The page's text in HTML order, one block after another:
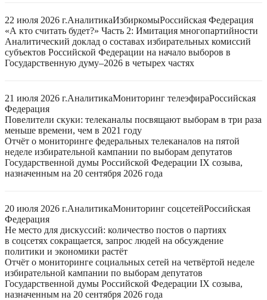
22 июля 2026 г.АналитикаИзбиркомыРоссийская Федерация
«А кто считать будет?» Часть 2: Имитация многопартийности
Аналитический доклад о составах избирательных комиссий
субъектов Российской Федерации на начало выборов в
Государственную думу–2026 в четырех частях
21 июля 2026 г.АналитикаМониторинг телеэфираРоссийская
Федерация
Повелители скуки: телеканалы посвящают выборам в три раза
меньше времени, чем в 2021 году
Отчёт о мониторинге федеральных телеканалов на пятой
неделе избирательной кампании по выборам депутатов
Государственной думы Российской Федерации IX созыва,
назначенным на 20 сентября 2026 года
20 июля 2026 г.АналитикаМониторинг соцсетейРоссийская
Федерация
Не место для дискуссий: количество постов о партиях
в соцсетях сокращается, запрос людей на обсуждение
политики и экономики растёт
Отчёт о мониторинге социальных сетей на четвёртой неделе
избирательной кампании по выборам депутатов
Государственной думы Российской Федерации IX созыва,
назначенным на 20 сентября 2026 года